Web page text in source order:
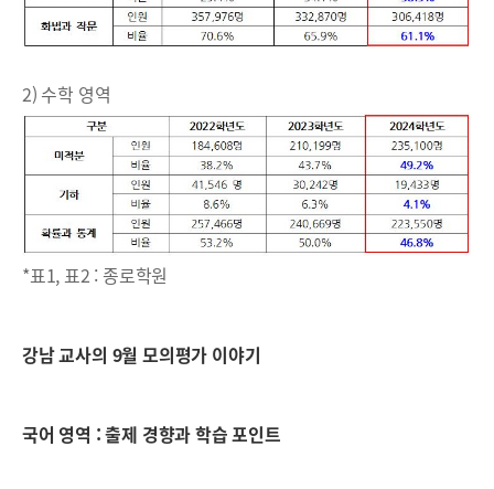
2) 수학 영역
*표1, 표2 : 종로학원
강남 교사의 9월 모의평가 이야기
국어 영역 : 출제 경향과 학습 포인트